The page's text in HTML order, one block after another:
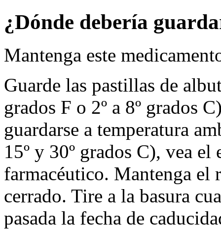
¿Dónde debería
Mantenga este
Guarde las pastillas de
grados F o 2º a 8º grados
guardarse a temperatura
15º y 30º grados C), vea el
farmacéutico. Mantenga el
cerrado. Tire a la basura
pasada la fecha de